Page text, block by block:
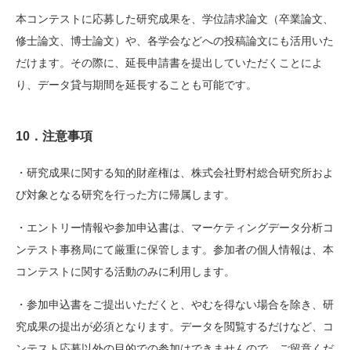
本コンテストに応募した研究成果を、学位請求論文（卒業論文、
修士論文、博士論文）や、各学会などへの投稿論文にも活用いた
だけます。その際に、延長申請書を提出していただくことによ
り、データ貸与期間を延長することも可能です。
10．注意事項
・研究成果に関する知的財産権は、株式会社野村総合研究所およ
び対象となる研究を行った方に帰属します。
・エントリー情報や参加申込書は、マーケティングデータ分析コ
ンテスト事務局にて厳重に保管します。参加者の個人情報は、本
コンテストに関する活動のみに利用します。
・参加申込書をご提出いただくと、やむを得ない場合を除き、研
究成果の提出が必須となります。データを閲覧するだけなど、コ